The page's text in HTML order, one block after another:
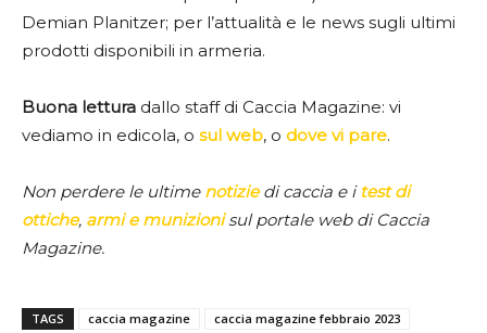
Demian Planitzer; per l’attualità e le news sugli ultimi
prodotti disponibili in armeria.
Buona lettura dallo staff di Caccia Magazine: vi
vediamo in edicola, o sul web, o dove vi pare.
Non perdere le ultime notiziedi caccia e i test di
ottiche, armi e munizionisul portale web di Caccia
Magazine.
TAGS caccia magazine
caccia magazine febbraio 2023